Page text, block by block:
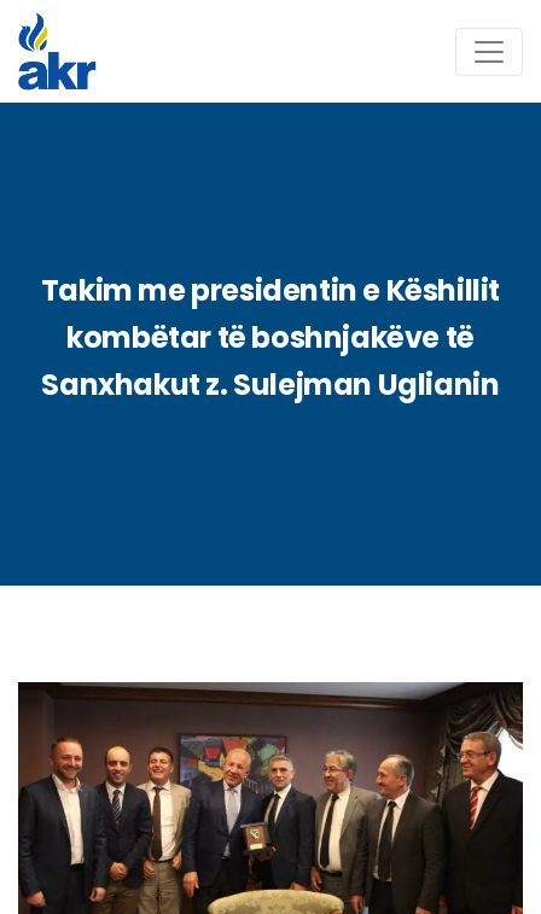
Takim me presidentin e Këshillit
kombëtar të boshnjakëve të
Sanxhakut z. Sulejman Uglianin